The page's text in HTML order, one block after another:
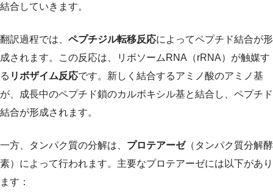
結合していきます。
翻訳過程では、 ペプチジル転移反応によってペプチド結合が形
成されます。この反応は、リボソームRNA（rRNA）が触媒す
る リボザイム反応です。新しく結合するアミノ酸のアミノ基
が、成長中のペプチド鎖のカルボキシル基と結合し、ペプチド
結合が形成されます。
一方、タンパク質の分解は、 プロテアーゼ（タンパク質分解酵
素）によって行われます。主要なプロテアーゼには以下があり
ます：